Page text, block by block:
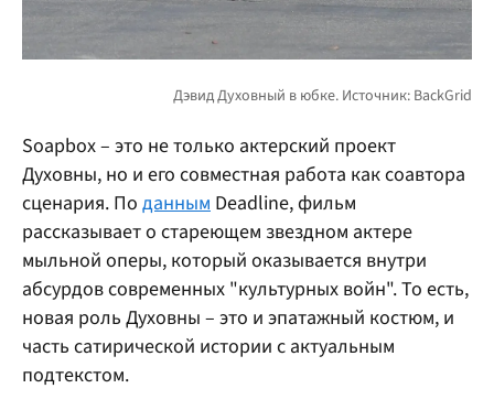
Soapbox – это не только актерский проект
Духовны, но и его совместная работа как соавтора
сценария. По данным Deadline, фильм
рассказывает о стареющем звездном актере
мыльной оперы, который оказывается внутри
абсурдов современных "культурных войн". То есть,
новая роль Духовны – это и эпатажный костюм, и
часть сатирической истории с актуальным
подтекстом.